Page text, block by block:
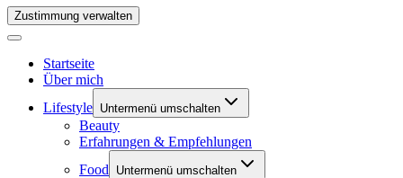
Zustimmung verwalten
Startseite
Über mich
Lifestyle Untermenü umschalten
Beauty
Erfahrungen & Empfehlungen
Food
Untermenü umschalten